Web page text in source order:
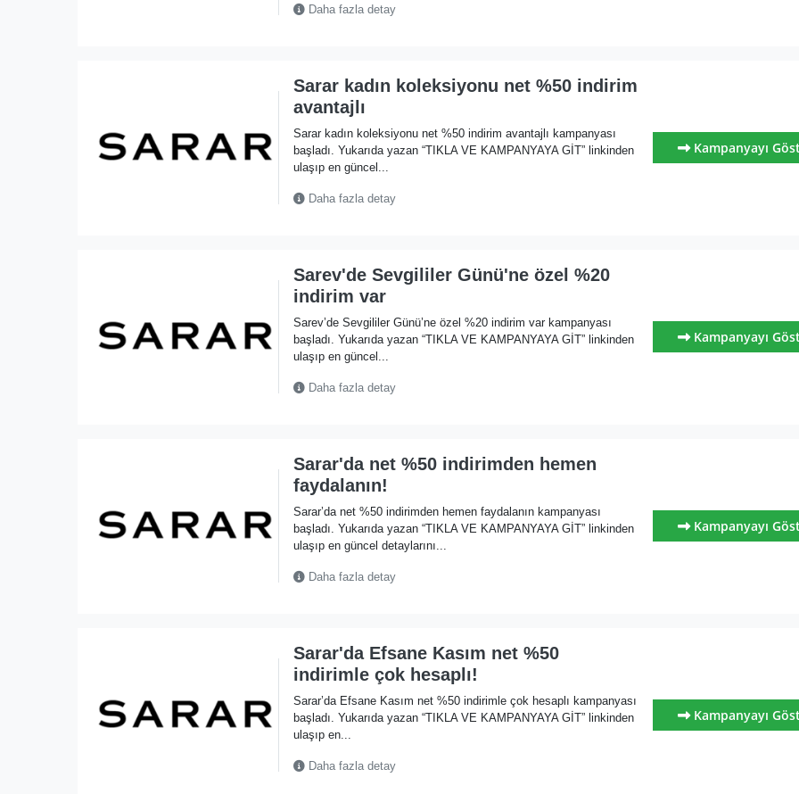
Daha fazla detay
Sarar kadın koleksiyonu net %50 indirim
avantajlı
Sarar kadın koleksiyonu net %50 indirim avantajlı kampanyası
başladı. Yukarıda yazan “TIKLA VE KAMPANYAYA GİT” linkinden
ulaşıp en güncel...
Daha fazla detay
Kampanyayı
Sarev'de Sevgililer Günü'ne özel %20
indirim var
Sarev’de Sevgililer Günü’ne özel %20 indirim var kampanyası
başladı. Yukarıda yazan “TIKLA VE KAMPANYAYA GİT” linkinden
ulaşıp en güncel...
Daha fazla detay
Kampanyayı
Sarar'da net %50 indirimden hemen
faydalanın!
Sarar’da net %50 indirimden hemen faydalanın kampanyası
başladı. Yukarıda yazan “TIKLA VE KAMPANYAYA GİT” linkinden
ulaşıp en güncel detaylarını...
Daha fazla detay
Kampanyayı
Sarar'da Efsane Kasım net %50
indirimle çok hesaplı!
Sarar’da Efsane Kasım net %50 indirimle çok hesaplı kampanyası
başladı. Yukarıda yazan “TIKLA VE KAMPANYAYA GİT” linkinden
ulaşıp en...
Daha fazla detay
Kampanyayı